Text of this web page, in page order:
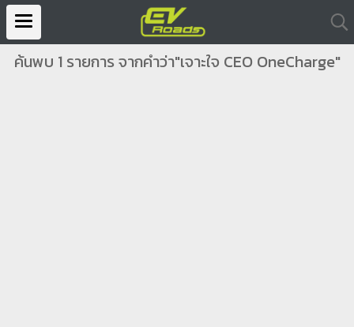
ค้นพบ 1 รายการ จากคำว่า"เจาะใจ CEO OneCharge"